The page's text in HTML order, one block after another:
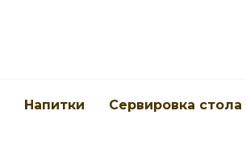
Напитки Cервировка стола